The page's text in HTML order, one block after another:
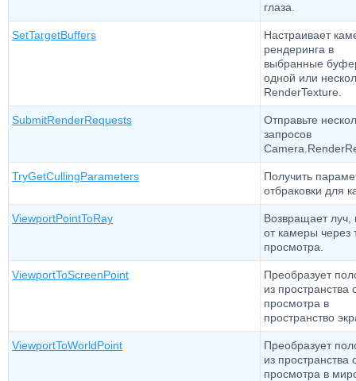
глаза.
SetTargetBuffers
Настраивает
рендеринга в
выбранные
одной или
RenderTexture.
SubmitRenderRequests
Отправьте
запросов
TryGetCullingParameters
Получить
отбраковки для
ViewportPointToRay
Возвращает
от камеры через
просмотра.
ViewportToScreenPoint
Преобразует
из пространства
просмотра в
пространство
ViewportToWorldPoint
Преобразует
из пространства
просмотра в